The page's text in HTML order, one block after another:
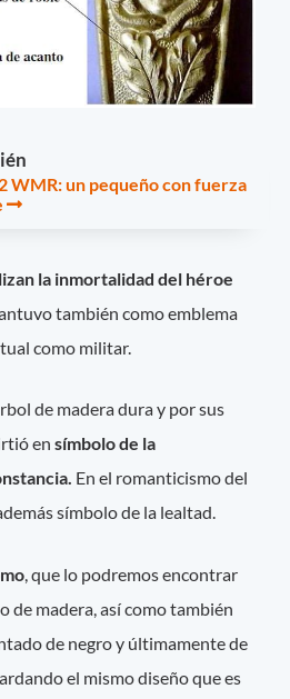
WMR: un pequeño con fuerza
la inmortalidad del héroe
también como emblema
como militar.
de madera dura y por sus
en símbolo de la
En el romanticismo del
símbolo de la lealtad.
, que lo podremos encontrar
de madera, así como también
de negro y últimamente de
el mismo diseño que es